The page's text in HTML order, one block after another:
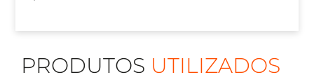
PRODUTOS UTILIZADOS